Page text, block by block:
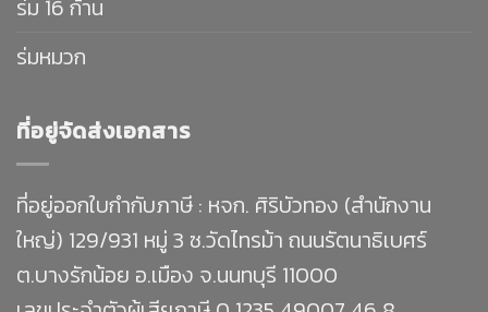
ร่ม 16 ก้าน
ร่มหมวก
ที่อยู่จัดส่งเอกสาร
ที่อยู่ออกใบกำกับภาษี : หจก. ศิริบัวทอง (สำนักงาน
ใหญ่) 129/931 หมู่ 3 ซ.วัดไทรม้า ถนนรัตนาธิเบศร์
ต.บางรักน้อย อ.เมือง จ.นนทบุรี 11000